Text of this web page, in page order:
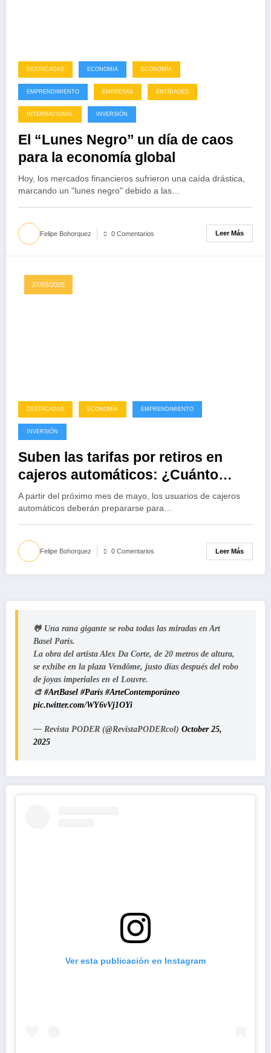
DESTACADAS ECONOMIA ECONOMÍA
EMPRENDIMIENTO EMPRESAS ENTIDADES
INTERNACIONAL INVERSIÓN
El “Lunes Negro’’ un día de caos
para la economía global
Hoy, los mercados financieros sufrieron una caída drástica,
marcando un "lunes negro" debido a las…
Felipe Bohorquez 0 Comentarios Leer Más
27/03/2025
DESTACADAS ECONOMÍA EMPRENDIMIENTO
INVERSIÓN
Suben las tarifas por retiros en
cajeros automáticos: ¿Cuánto
pagarás ahora por sacar efectivo?
A partir del próximo mes de mayo, los usuarios de cajeros
automáticos deberán prepararse para…
Felipe Bohorquez 0 Comentarios Leer Más
🐸 Una rana gigante se roba todas las miradas en Art
Basel París.
La obra del artista Alex Da Corte, de 20 metros de altura,
se exhibe en la plaza Vendôme, justo días después del robo
de joyas imperiales en el Louvre.
🎨 #ArtBasel #París #ArteContemporáneo
pic.twitter.com/WY6vVj1OYi
— Revista PODER (@RevistaPODERcol) October 25,
2025
Ver esta publicación en Instagram